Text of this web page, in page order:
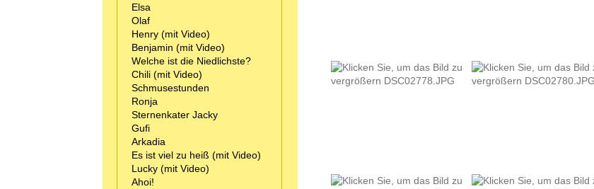
Elsa
Olaf
Henry (mit Video)
Benjamin (mit Video)
Welche ist die Niedlichste?
Chili (mit Video)
Schmusestunden
Ronja
Sternenkater Jacky
Gufi
Arkadia
Es ist viel zu heiß (mit Video)
Lucky (mit Video)
Ahoi!